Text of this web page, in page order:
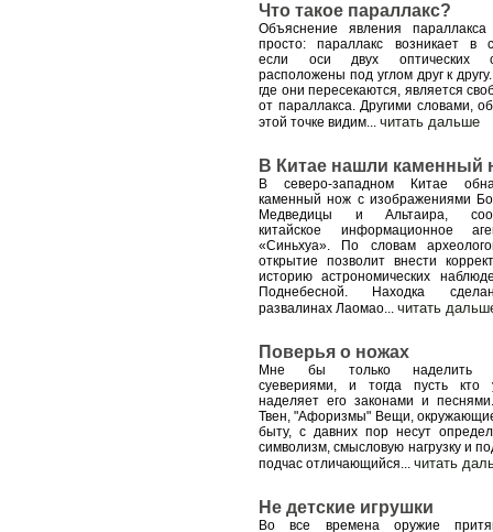
Что такое параллакс?
Объяснение явления параллакса
просто: параллакс возникает в
если оси двух оптических
расположены под углом друг к
где они пересекаются, является
от параллакса. Другими словами,
этой точке видим... читать дальше
В Китае нашли каменный
В северо-западном Китае
каменный нож с изображениями
Медведицы и Альтаира,
китайское информационное
«Синьхуа». По словам
открытие позволит внести
историю астрономических
Поднебесной. Находка
развалинах Лаомао... читать
Поверья о ножах
Мне бы только наделить
суевериями, и тогда пусть кто
наделяет его законами и
Твен, "Афоризмы" Вещи,
быту, с давних пор несут
символизм, смысловую нагрузку и
подчас отличающийся... читать
Не детские игрушки
Во все времена оружие